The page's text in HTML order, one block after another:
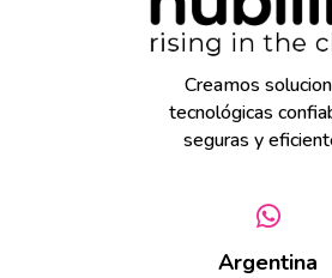
Creamos
tecnológicas
seguras y

Argentina